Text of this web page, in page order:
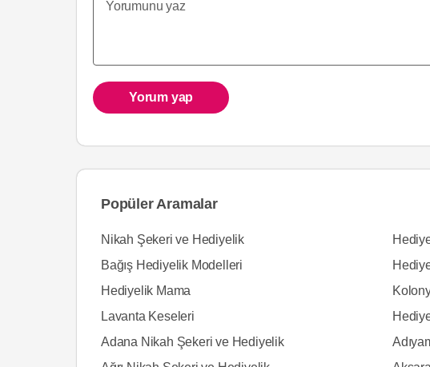
Yorum yap
Popüler Aramalar
Nikah Şekeri ve Hediyelik
Bağış Hediyelik Modelleri
Hediyelik Mama
Lavanta Keseleri
Adana Nikah Şekeri ve Hediyelik